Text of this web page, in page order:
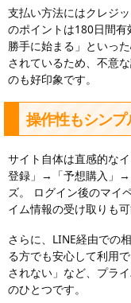
支払い方法にはクレジ
のポイントは180日間
勝手に始まる」といっ
されているため、不意
のも好印象です。
操作性もシン
サイト自体は直感的な
登録」→「予想購入」→
ズ。 ログイン後のマイ
イム情報の受け取りも可
さらに、LINE経由での
る方でも安心して利用
されない」など、プラ
のひとつです。